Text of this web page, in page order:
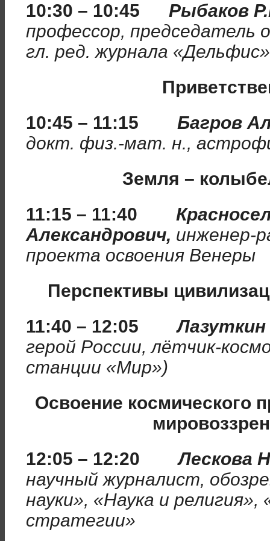
10:30 – 10:45 Рыбаков
профессор, председатель
гл. ред. журнала «Дельфис»
10:45 – 11:15 Багров
докт. физ.-мат. н.,
Земля –
11:15 – 11:40
Александрович, инженер-
проекта освоения Венеры
Перспективы
11:40 – 12:05Лазуткин
герой России, лётчик-
станции «Мир»)
Освоение космического
12:05 – 12:20Лескова
научный журналист,
науки», «Наука и религия»,
стратегии»